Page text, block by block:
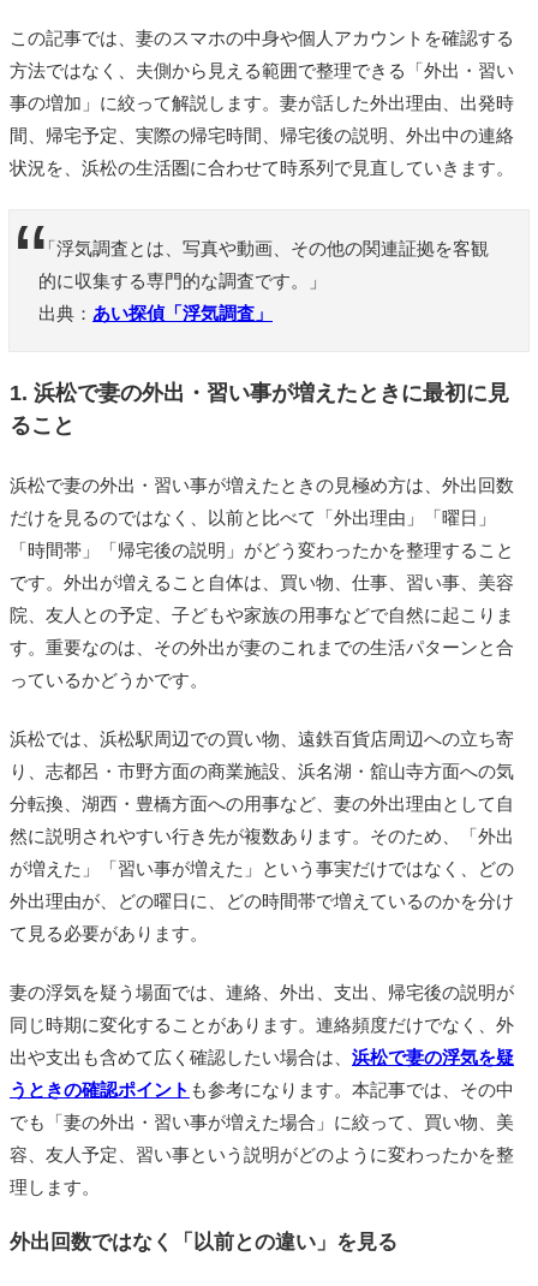
この記事では、妻のスマホの中身や個人アカウントを確認する
方法ではなく、夫側から見える範囲で整理できる「外出・習い
事の増加」に絞って解説します。妻が話した外出理由、出発時
間、帰宅予定、実際の帰宅時間、帰宅後の説明、外出中の連絡
状況を、浜松の生活圏に合わせて時系列で見直していきます。
「浮気調査とは、写真や動画、その他の関連証拠を客観
的に収集する専門的な調査です。」
出典： あい探偵「浮気調査」
1. 浜松で妻の外出・習い事が増えたときに最初に見
ること
浜松で妻の外出・習い事が増えたときの見極め方は、外出回数
だけを見るのではなく、以前と比べて「外出理由」「曜日」
「時間帯」「帰宅後の説明」がどう変わったかを整理すること
です。外出が増えること自体は、買い物、仕事、習い事、美容
院、友人との予定、子どもや家族の用事などで自然に起こりま
す。重要なのは、その外出が妻のこれまでの生活パターンと合
っているかどうかです。
浜松では、浜松駅周辺での買い物、遠鉄百貨店周辺への立ち寄
り、志都呂・市野方面の商業施設、浜名湖・舘山寺方面への気
分転換、湖西・豊橋方面への用事など、妻の外出理由として自
然に説明されやすい行き先が複数あります。そのため、「外出
が増えた」「習い事が増えた」という事実だけではなく、どの
外出理由が、どの曜日に、どの時間帯で増えているのかを分け
て見る必要があります。
妻の浮気を疑う場面では、連絡、外出、支出、帰宅後の説明が
同じ時期に変化することがあります。連絡頻度だけでなく、外
出や支出も含めて広く確認したい場合は、 浜松で妻の浮気を疑
うときの確認ポイント も参考になります。本記事では、その中
でも「妻の外出・習い事が増えた場合」に絞って、買い物、美
容、友人予定、習い事という説明がどのように変わったかを整
理します。
外出回数ではなく「以前との違い」を見る